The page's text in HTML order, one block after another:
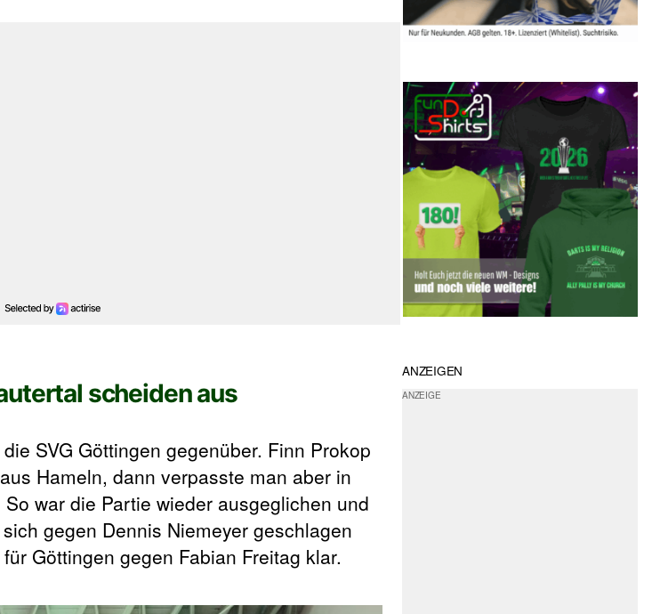
scheiden aus
SVG Göttingen gegenüber. Finn Prokop
Hameln, dann verpasste man aber in
war die Partie wieder ausgeglichen und
gegen Dennis Niemeyer geschlagen
Göttingen gegen Fabian Freitag klar.
ANZEIGEN